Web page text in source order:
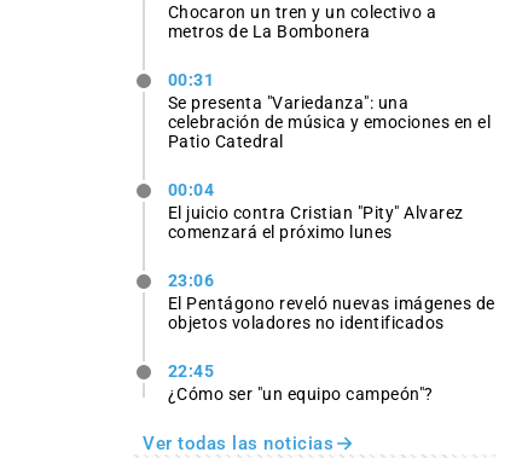
Chocaron un tren y un colectivo a
metros de La Bombonera
00:31
Se presenta "Variedanza": una
celebración de música y emociones en el
Patio Catedral
00:04
El juicio contra Cristian "Pity" Alvarez
comenzará el próximo lunes
23:06
El Pentágono reveló nuevas imágenes de
objetos voladores no identificados
22:45
¿Cómo ser "un equipo campeón"?
Ver todas las noticias